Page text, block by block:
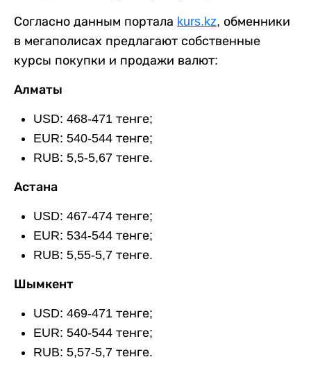
Согласно данным портала kurs.kz, обменники
в мегаполисах предлагают собственные
курсы покупки и продажи валют:
Алматы
USD: 468-471 тенге;
EUR: 540-544 тенге;
RUB: 5,5-5,67 тенге.
Астана
USD: 467-474 тенге;
EUR: 534-544 тенге;
RUB: 5,55-5,7 тенге.
Шымкент
USD: 469-471 тенге;
EUR: 540-544 тенге;
RUB: 5,57-5,7 тенге.